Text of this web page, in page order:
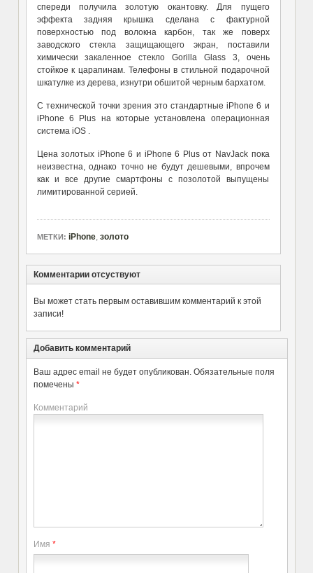
спереди получила золотую окантовку. Для пущего
эффекта задняя крышка сделана с фактурной
поверхностью под волокна карбон, так же поверх
заводского стекла защищающего экран, поставили
химически закаленное стекло Gorilla Glass 3, очень
стойкое к царапинам. Телефоны в стильной подарочной
шкатулке из дерева, изнутри обшитой черным бархатом.
С технической точки зрения это стандартные iPhone 6 и
iPhone 6 Plus на которые установлена операционная
система iOS .
Цена золотых iPhone 6 и iPhone 6 Plus от NavJack пока
неизвестна, однако точно не будут дешевыми, впрочем
как и все другие смартфоны с позолотой выпущены
лимитированной серией.
МЕТКИ: iPhone, золото
Комментарии отсуствуют
Вы может стать первым оставившим комментарий к этой
записи!
Добавить комментарий
Ваш адрес email не будет опубликован. Обязательные поля
помечены *
Комментарий
Имя *